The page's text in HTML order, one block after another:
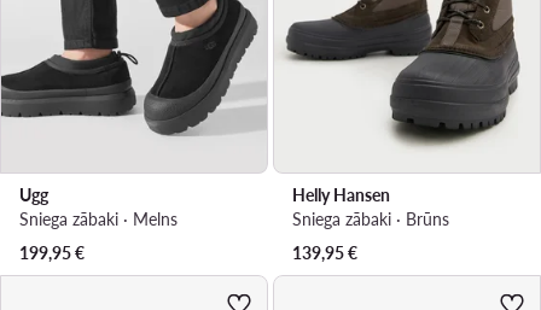
Ugg
Sniega zābaki · Melns
199,95€
Helly Hansen
Sniega zābaki · Brūns
139,95€